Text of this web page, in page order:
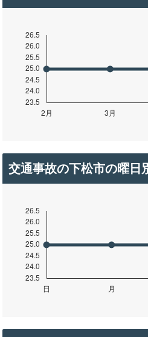
交通事故の下松市の曜日